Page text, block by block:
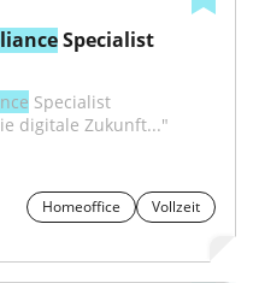
Specialist
Specialist
digitale Zukunft..."
Homeoffice
Vollzeit